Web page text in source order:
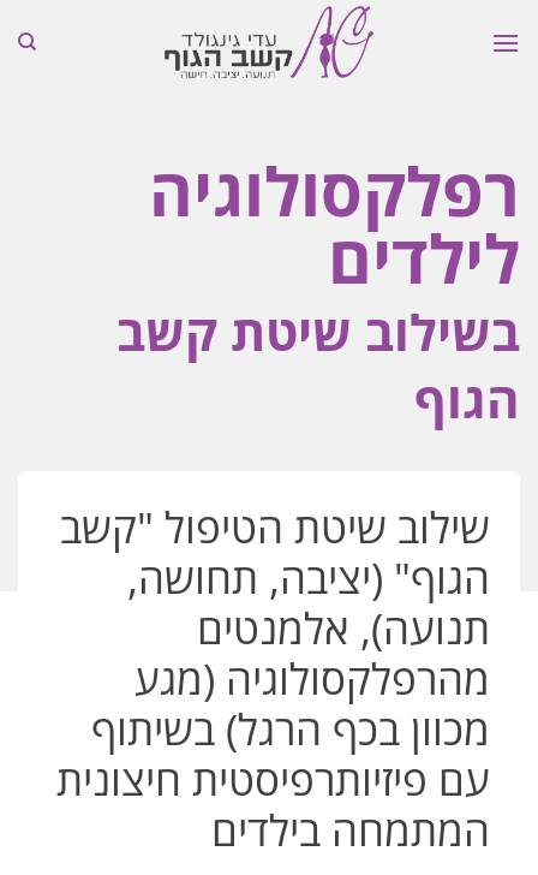
רפלקסולוגיה
לילדים
בשילוב שיטת קשב
הגוף
שילוב שיטת הטיפול "קשב
הגוף" (יציבה, תחושה,
תנועה), אלמנטים
מהרפלקסולוגיה (מגע
מכוון בכף הרגל) בשיתוף
עם פיזיותרפיסטית חיצונית
המתמחה בילדים